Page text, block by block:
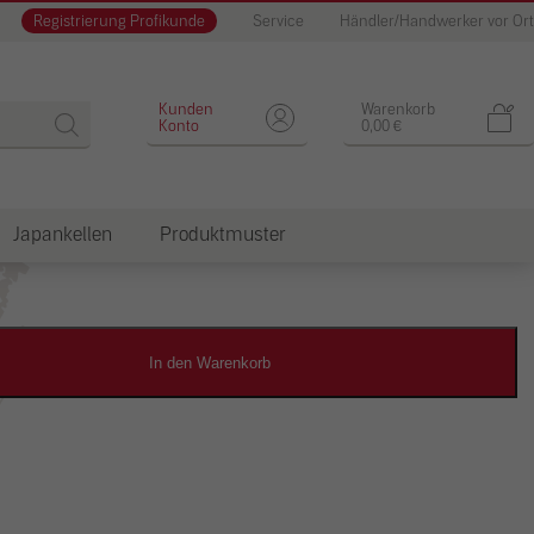
Registrierung Profikunde Service Händler/Handwerker vor Ort
Warenkorb
0,00 €
Kunden
Konto
Japankellen Produktmuster
Designputz
In den Warenkorb